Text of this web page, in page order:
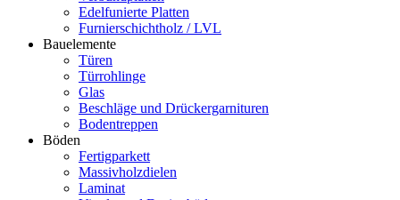
Edelfunierte Platten
Furnierschichtholz / LVL
Bauelemente
Türen
Türrohlinge
Glas
Beschläge und Drückergarnituren
Bodentreppen
Böden
Fertigparkett
Massivholzdielen
Laminat